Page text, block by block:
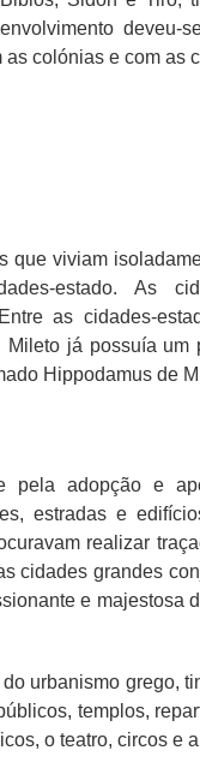
deveu-
colónias e com as
que viviam
estado. As
as cidades-
já possuía
Hippodamus de
pela adopção e
estradas e
realizar
cidades grandes
e majestosa
urbanismo grego,
templos,
o teatro, circos e